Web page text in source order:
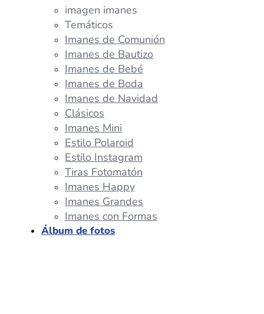
imagen imanes
Temáticos
Imanes de Comunión
Imanes de Bautizo
Imanes de Bebé
Imanes de Boda
Imanes de Navidad
Clásicos
Imanes Mini
Estilo Polaroid
Estilo Instagram
Tiras Fotomatón
Imanes Happy
Imanes Grandes
Imanes con Formas
Álbum de fotos